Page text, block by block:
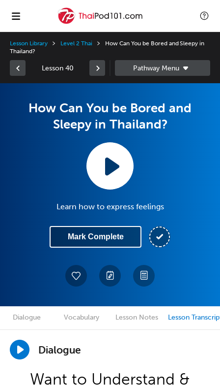
Lesson Library Level 2 Thai
How Can You be Bored and Sleepy in
Thailand?
Lesson 40
How Can You be Bored and
Sleepy in Thailand?
Learn how to express feelings
Mark Complete
Dialogue Vocabulary Lesson Notes Lesson
Dialogue
Want to Understand &